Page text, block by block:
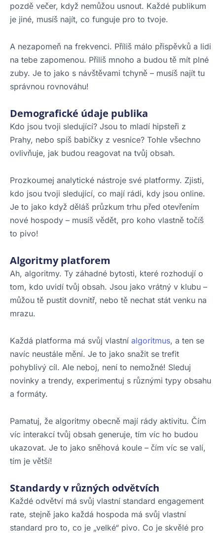
pozdě večer, když nemůžou usnout. Každé publikum
je jiné, musíš najít, co funguje pro to tvoje.
A nezapomeň na frekvenci. Příliš málo příspěvků a lidi
na tebe zapomenou. Příliš mnoho a budou tě mít plné
zuby. Je to jako s návštěvami tchyně – musíš najít tu
správnou rovnováhu!
Demografické údaje publika
Kdo jsou tvoji sledující? Jsou to mladí hipsteři z
Prahy, nebo spíš babičky z vesnice? Tohle všechno
ovlivňuje, jak budou reagovat na tvůj obsah.
Prozkoumej analytické nástroje své platformy. Zjisti,
kdo jsou tvoji sledující, co mají rádi, kdy jsou online.
Je to jako když děláš průzkum trhu před otevřením
nové hospody – musíš vědět, pro koho vlastně točíš
to pivo!
Algoritmy platforem
Ah, algoritmy. Ty záhadné bytosti, které rozhodují o
tom, kdo uvidí tvůj obsah. Jsou jako vrátný v klubu –
můžou tě pustit dovnitř, nebo tě nechat stát venku na
mrazu.
Každá platforma má svůj vlastní algoritmus, a ten se
navíc neustále mění. Je to jako snažit se trefit
pohyblivý cíl. Ale neboj, není to nemožné! Sleduj
novinky a trendy, experimentuj s různými typy obsahu
a formáty.
Pamatuj, že algoritmy obecně mají rády aktivitu. Čím
víc interakcí tvůj obsah generuje, tím víc ho budou
ukazovat. Je to jako sněhová koule – čím víc se valí,
tím je větší!
Standardy v různých odvětvích
Každé odvětví má svůj vlastní standard engagement
rate, stejně jako každá hospoda má svůj vlastní
standard pro to, co je „velké“ pivo. Co je skvělé pro